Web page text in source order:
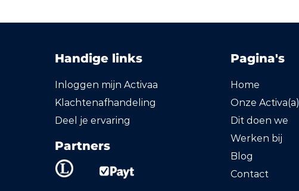
Handige links
Inloggen mijn Activaa
Klachtenafhandeling
Deel je ervaring
Partners
Pagina's
Home
Onze Activa(a)
Dit doen we
Werken bij
Blog
Contact